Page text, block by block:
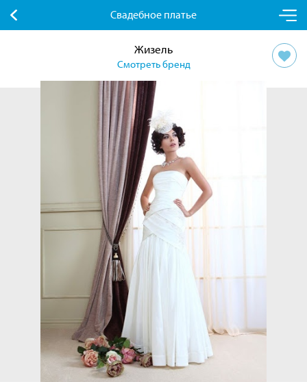
Свадебное платье
Жизель
Смотреть бренд